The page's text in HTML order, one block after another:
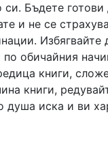
си. Бъдете готови
и не се
Избягвайте
по обичайния
книги,
книги,
душа иска и ви